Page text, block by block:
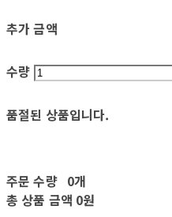
추가 금액
수량
품절된 상품입니다.
주문 수량 0개
총 상품 금액 0원